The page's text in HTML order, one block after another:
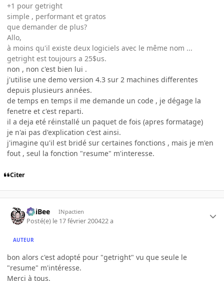
+1 pour getright
simple , performant et gratos
que demander de plus?
Allo,
à moins qu'il existe deux logiciels avec le même nom ...
getright est toujours a 25$us.
non , non c'est bien lui .
j'utilise une demo version 4.3 sur 2 machines differentes
depuis plusieurs années.
de temps en temps il me demande un code , je dégage la
fenetre et c'est reparti.
il a deja eté réinstallé un paquet de fois (apres formatage)
je n'ai pas d'explication c'est ainsi.
j'imagine qu'il est bridé sur certaines fonctions , mais je m'en
fout , seul la fonction "resume" m'interesse.
Citer
PhiBee INpactien
Posté(e) le 17 février 200422 a
AUTEUR
bon alors c'est adopté pour "getright" vu que seule le
"resume" m'intéresse.
Merci à tous.